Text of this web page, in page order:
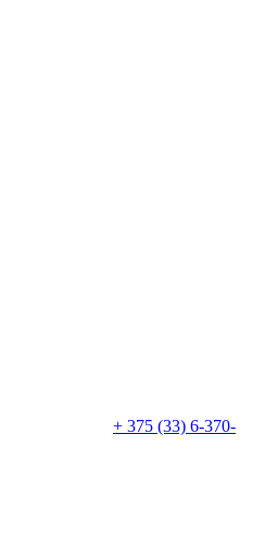
+ 375 (33) 6-370-